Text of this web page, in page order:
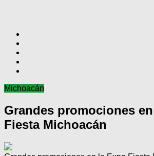
Michoacán
Grandes promociones
Fiesta Michoacán